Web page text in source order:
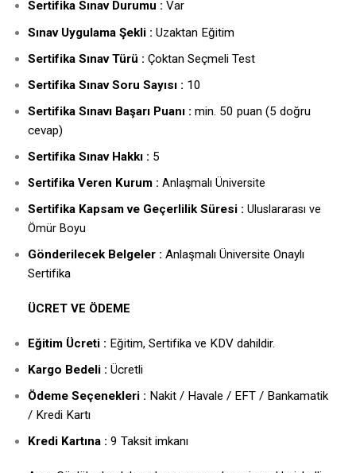
Sertifika Sınav Durumu : Var
Sınav Uygulama Şekli : Uzaktan Eğitim
Sertifika Sınav Türü : Çoktan Seçmeli Test
Sertifika Sınav Soru Sayısı : 10
Sertifika Sınavı Başarı Puanı : min. 50 puan (5 doğru
cevap)
Sertifika Sınav Hakkı : 5
Sertifika Veren Kurum : Anlaşmalı Üniversite
Sertifika Kapsam ve Geçerlilik Süresi : Uluslararası ve
Ömür Boyu
Gönderilecek Belgeler : Anlaşmalı Üniversite Onaylı
Sertifika
ÜCRET VE ÖDEME
Eğitim Ücreti : Eğitim, Sertifika ve KDV dahildir.
Kargo Bedeli : Ücretli
Ödeme Seçenekleri : Nakit / Havale / EFT / Bankamatik
/ Kredi Kartı
Kredi Kartına : 9 Taksit imkanı